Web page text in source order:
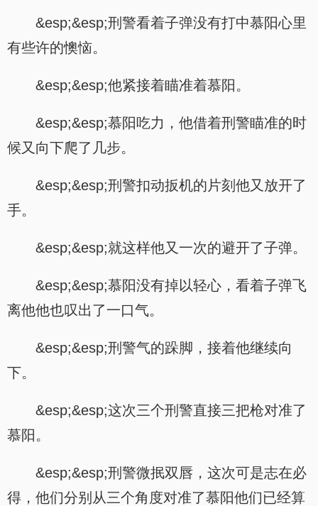
&esp;&esp;刑警看着子弹没有打中慕阳心里
有些许的懊恼。
&esp;&esp;他紧接着瞄准着慕阳。
&esp;&esp;慕阳吃力，他借着刑警瞄准的时
候又向下爬了几步。
&esp;&esp;刑警扣动扳机的片刻他又放开了
手。
&esp;&esp;就这样他又一次的避开了子弹。
&esp;&esp;慕阳没有掉以轻心，看着子弹飞
离他他也叹出了一口气。
&esp;&esp;刑警气的跺脚，接着他继续向
下。
&esp;&esp;这次三个刑警直接三把枪对准了
慕阳。
&esp;&esp;刑警微抿双唇，这次可是志在必
得，他们分别从三个角度对准了慕阳他们已经算